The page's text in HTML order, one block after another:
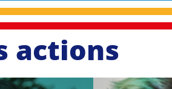
actions